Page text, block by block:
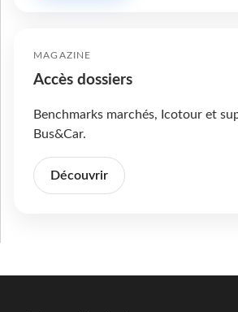
MAGAZINE
Accès dossiers
Benchmarks marchés, Icotour et
Bus&Car.
Découvrir